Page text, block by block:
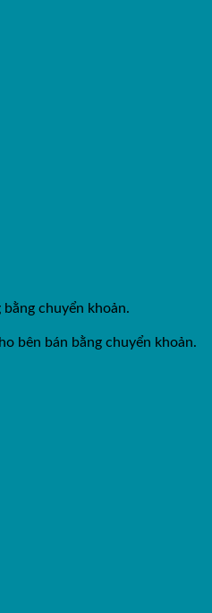
chuyển khoản.
bên bán bằng chuyển khoản.